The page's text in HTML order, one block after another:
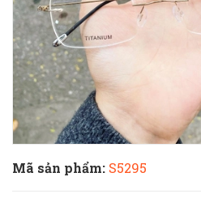
Mã sản phẩm: S5295